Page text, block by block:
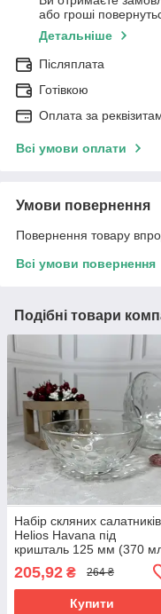
або гроші
Детальніше
Післяплата
Готівкою
Оплата за
Всі умови оплати
Умови повернення
Повернення товару
Всі умови повернення
Подібні товари
Набір скляних салатників
Helios Havana під
кришталь 125 мм (370
205,92 ₴ 264 ₴
Купити